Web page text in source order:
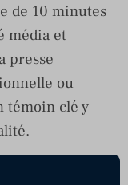
de 10 minutes
média et
presse
ou
témoin clé y